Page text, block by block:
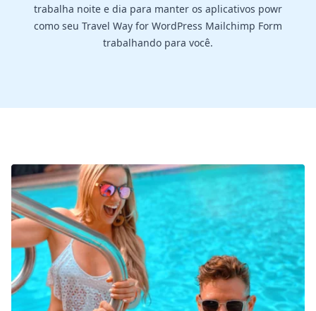
trabalha noite e dia para manter os aplicativos powr
como seu Travel Way for WordPress Mailchimp Form
trabalhando para você.